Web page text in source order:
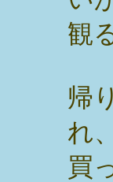
観
帰
れ
買